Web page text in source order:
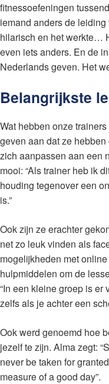
fitnessoefeningen
iemand anders de
hilarisch en het werkte…
even iets anders. En de
Nederlands geven. Het
Belangrijkste
Wat hebben onze
geven aan dat ze
zich aanpassen aan een
mooi: “Als trainer heb ik
houding tegenover een
is.”
Ook zijn ze erachter
net zo leuk vinden als
mogelijkheden met
hulpmiddelen om de
“In een kleine groep is er
zelfs als je achter een
Ook werd genoemd hoe
jezelf te zijn. Alma zegt:
never be taken for
measure of a good day”.